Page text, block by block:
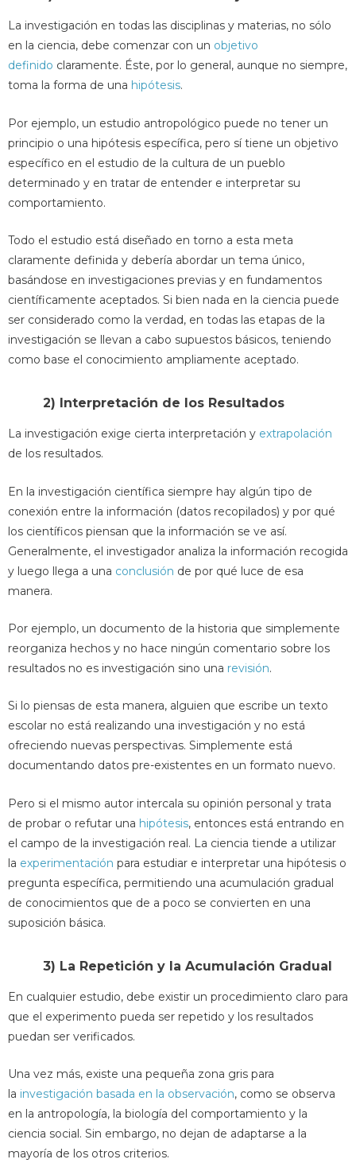
La investigación en todas las disciplinas y materias, no sólo
en la ciencia, debe comenzar con un objetivo
definido claramente. Éste, por lo general, aunque no siempre,
toma la forma de una hipótesis.
Por ejemplo, un estudio antropológico puede no tener un
principio o una hipótesis específica, pero sí tiene un objetivo
específico en el estudio de la cultura de un pueblo
determinado y en tratar de entender e interpretar su
comportamiento.
Todo el estudio está diseñado en torno a esta meta
claramente definida y debería abordar un tema único,
basándose en investigaciones previas y en fundamentos
científicamente aceptados. Si bien nada en la ciencia puede
ser considerado como la verdad, en todas las etapas de la
investigación se llevan a cabo supuestos básicos, teniendo
como base el conocimiento ampliamente aceptado.
2) Interpretación de los Resultados
La investigación exige cierta interpretación y extrapolación
de los resultados.
En la investigación científica siempre hay algún tipo de
conexión entre la información (datos recopilados) y por qué
los científicos piensan que la información se ve así.
Generalmente, el investigador analiza la información recogida
y luego llega a una conclusión de por qué luce de esa
manera.
Por ejemplo, un documento de la historia que simplemente
reorganiza hechos y no hace ningún comentario sobre los
resultados no es investigación sino una revisión.
Si lo piensas de esta manera, alguien que escribe un texto
escolar no está realizando una investigación y no está
ofreciendo nuevas perspectivas. Simplemente está
documentando datos pre-existentes en un formato nuevo.
Pero si el mismo autor intercala su opinión personal y trata
de probar o refutar una hipótesis, entonces está entrando en
el campo de la investigación real. La ciencia tiende a utilizar
la experimentación para estudiar e interpretar una hipótesis o
pregunta específica, permitiendo una acumulación gradual
de conocimientos que de a poco se convierten en una
suposición básica.
3) La Repetición y la Acumulación Gradual
En cualquier estudio, debe existir un procedimiento claro para
que el experimento pueda ser repetido y los resultados
puedan ser verificados.
Una vez más, existe una pequeña zona gris para
la investigación basada en la observación, como se observa
en la antropología, la biología del comportamiento y la
ciencia social. Sin embargo, no dejan de adaptarse a la
mayoría de los otros criterios.